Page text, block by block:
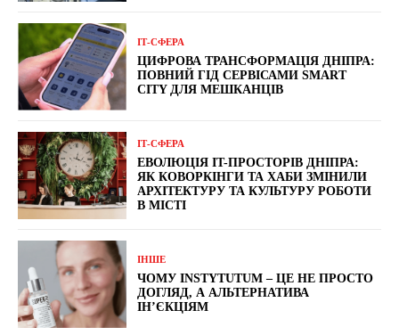
ІТ-СФЕРА
ЦИФРОВА ТРАНСФОРМАЦІЯ ДНІПРА:
ПОВНИЙ ГІД СЕРВІСАМИ SMART
CITY ДЛЯ МЕШКАНЦІВ
ІТ-СФЕРА
ЕВОЛЮЦІЯ IT-ПРОСТОРІВ ДНІПРА:
ЯК КОВОРКІНГИ ТА ХАБИ ЗМІНИЛИ
АРХІТЕКТУРУ ТА КУЛЬТУРУ РОБОТИ
В МІСТІ
ІНШЕ
ЧОМУ INSTYTUTUM – ЦЕ НЕ ПРОСТО
ДОГЛЯД, А АЛЬТЕРНАТИВА
ІН’ЄКЦІЯМ